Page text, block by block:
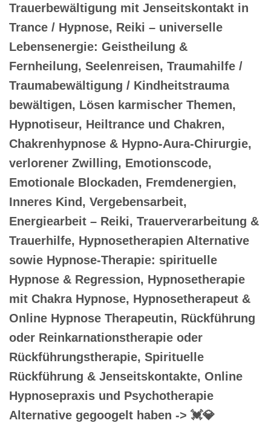
Trauerbewältigung mit Jenseitskontakt in
Trance / Hypnose, Reiki – universelle
Lebensenergie: Geistheilung &
Fernheilung, Seelenreisen, Traumahilfe /
Traumabewältigung / Kindheitstrauma
bewältigen, Lösen karmischer Themen,
Hypnotiseur, Heiltrance und Chakren,
Chakrenhypnose & Hypno-Aura-Chirurgie,
verlorener Zwilling, Emotionscode,
Emotionale Blockaden, Fremdenergien,
Inneres Kind, Vergebensarbeit,
Energiearbeit – Reiki, Trauerverarbeitung &
Trauerhilfe, Hypnosetherapien Alternative
sowie Hypnose-Therapie: spirituelle
Hypnose & Regression, Hypnosetherapie
mit Chakra Hypnose, Hypnosetherapeut &
Online Hypnose Therapeutin, Rückführung
oder Reinkarnationstherapie oder
Rückführungstherapie, Spirituelle
Rückführung & Jenseitskontakte, Online
Hypnosepraxis und Psychotherapie
Alternative gegoogelt haben -> 💓️💎